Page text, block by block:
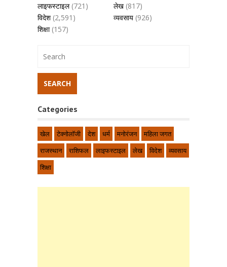
लाइफस्टाइल(721) लेख (817)
विदेश(2,591) व्यवसाय (926)
शिक्षा(157)
Categories
खेल टेक्नोलॉजी देश धर्म मनोरंजन
महिला जगत
राजस्थान
राशिफल लाइफस्टाइल लेख विदेश
व्यवसाय
शिक्षा